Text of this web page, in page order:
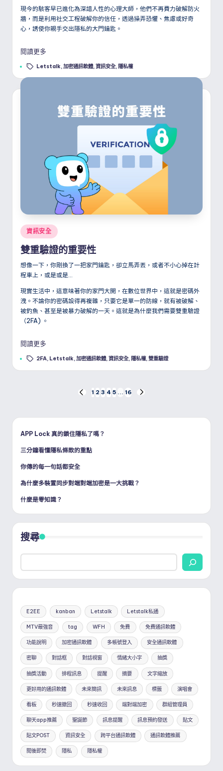
現今的駭客早已進化為深諳人性的心理大師，他們不再費力破解防火
牆，而是利用社交工程破解你的信任，透過操弄恐懼、焦慮或好奇
心，誘使你親手交出隱私的大門鑰匙。
閱讀更多
Tags: Letstalk,加密通訊軟體,資訊安全, 隱私權
Posted
in
資訊安全
雙重驗證的重要性
想像一下，你剛換了一把家門鑰匙，卻立馬弄丟，或者不小心掉在計
程車上，或是或是…
現實生活中，這意味著你的家門大開，在數位世界中，這就是密碼外
洩。不論你的密碼設得再複雜，只要它是單一的防線，就有被破解、
被釣魚、甚至是被暴力破解的一天。這就是為什麼我們需要雙重驗證
（2FA) 。
閱讀更多
Tags: 2FA, Letstalk,加密通訊軟體,資訊安全, 隱私權,雙重驗證
章
分
頁
PREVIOUS
1 2 3 4 5 ... 16
APP Lock 真的鎖住隱私了嗎？
三分鐘看懂隱私條款的重點
你傳的每一句話都安全
為什麼多裝置同步對端對端加密是一大挑戰？
什麼是零知識？
搜尋
E2EE kanban Letstalk Letstalk私通
MTV最強音 tag WFH 免費 免費通訊軟體
功能說明 加密通訊軟體 多帳號登入 安全通訊軟體
密聊 對話框 對話視窗 情緒大小字 抽獎
抽獎活動 排程訊息 提醒 摘要 文字縮放
更好用的通訊軟體 未來簡訊 未來訊息 標籤 演唱會
看板 秒速撤回 秒速收回 端對端加密 群組管理員
聊天app推薦 聖誕節 訊息提醒 訊息預約發送 貼文
貼文POST 資訊安全 跨平台通訊軟體 通訊軟體推薦
閱後即焚 隱私 隱私權